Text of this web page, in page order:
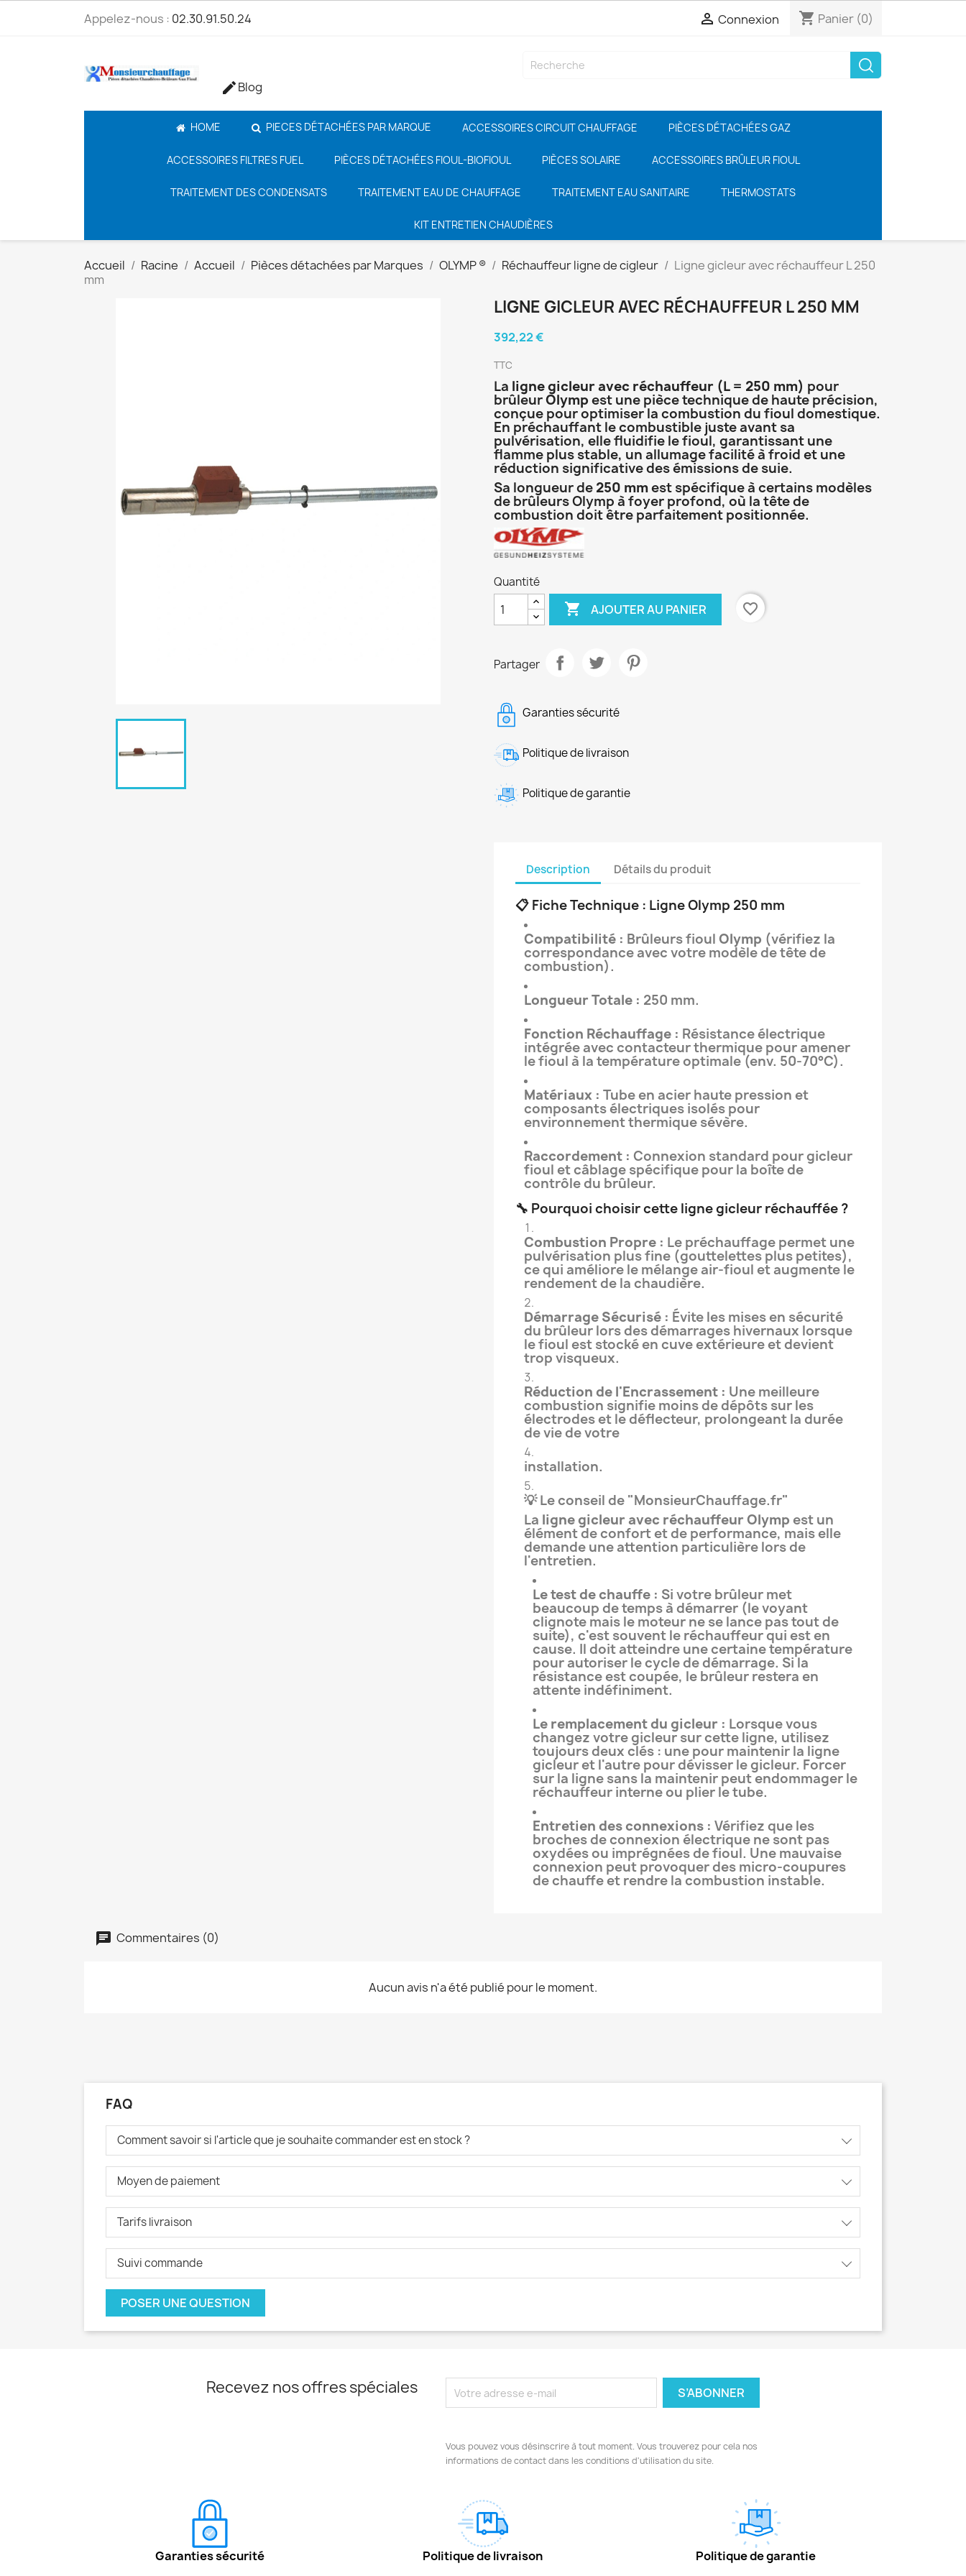
Appelez-nous : 02.30.91.50.24  Connexion shopping_cart Panier (0)
Blog
HOME PIECES DÉTACHÉES PAR MARQUE ACCESSOIRES CIRCUIT CHAUFFAGE PIÈCES DÉTACHÉES GAZ
ACCESSOIRES FILTRES FUEL PIÈCES DÉTACHÉES FIOUL-BIOFIOUL PIÈCES SOLAIRE ACCESSOIRES BRÛLEUR FIOUL
TRAITEMENT DES CONDENSATS TRAITEMENT EAU DE CHAUFFAGE TRAITEMENT EAU SANITAIRE THERMOSTATS
KIT ENTRETIEN CHAUDIÈRES
Accueil Racine Accueil Pièces détachées par Marques OLYMP ® Réchauffeur ligne de cigleur
Ligne gicleur avec réchauffeur L 250
mm
LIGNE GICLEUR AVEC RÉCHAUFFEUR L 250 MM
392,22 €
TTC
La ligne gicleur avec réchauffeur (L = 250 mm) pour
brûleurOlymp est une pièce technique de haute précision,
conçue pour optimiser la combustion du fioul domestique.
En préchauffant le combustible juste avant sa
pulvérisation, elle fluidifie le fioul, garantissant une
flamme plus stable, un allumage facilité à froid et une
réduction significative des émissions de suie.
Sa longueur de 250 mmest spécifique à certains modèles
de brûleurs Olymp à foyer profond, où la tête de
combustion doit être parfaitement positionnée.
Quantité
 AJOUTER AU PANIER favorite_border
Partager
Garanties sécurité
Politique de livraison
Politique de garantie
Description Détails du produit
📋 Fiche Technique : Ligne Olymp 250 mm
Compatibilité : Brûleurs fioul Olymp (vérifiez la
correspondance avec votre modèle de tête de
combustion).
Longueur Totale : 250 mm.
Fonction Réchauffage : Résistance électrique
intégrée avec contacteur thermique pour amener
le fioul à la température optimale (env. 50-70°C).
Matériaux : Tube en acier haute pression et
composants électriques isolés pour
environnement thermique sévère.
Raccordement : Connexion standard pour gicleur
fioul et câblage spécifique pour la boîte de
contrôle du brûleur.
🔧 Pourquoi choisir cette ligne gicleur réchauffée ?
Combustion Propre : Le préchauffage permet une
pulvérisation plus fine (gouttelettes plus petites),
ce qui améliore le mélange air-fioul et augmente le
rendement de la chaudière.
Démarrage Sécurisé : Évite les mises en sécurité
du brûleur lors des démarrages hivernaux lorsque
le fioul est stocké en cuve extérieure et devient
trop visqueux.
Réduction de l'Encrassement : Une meilleure
combustion signifie moins de dépôts sur les
électrodes et le déflecteur, prolongeant la durée
de vie de votre
installation.
💡 Le conseil de "MonsieurChauffage.fr"
La ligne gicleur avec réchauffeur Olymp est un
élément de confort et de performance, mais elle
demande une attention particulière lors de
l'entretien.
Le test de chauffe : Si votre brûleur met
beaucoup de temps à démarrer (le voyant
clignote mais le moteur ne se lance pas tout de
suite), c'est souvent le réchauffeur qui est en
cause. Il doit atteindre une certaine température
pour autoriser le cycle de démarrage. Si la
résistance est coupée, le brûleur restera en
attente indéfiniment.
Le remplacement du gicleur : Lorsque vous
changez votre gicleur sur cette ligne, utilisez
toujours deux clés : une pour maintenir la ligne
gicleur et l'autre pour dévisser le gicleur. Forcer
sur la ligne sans la maintenir peut endommager le
réchauffeur interne ou plier le tube.
Entretien des connexions : Vérifiez que les
broches de connexion électrique ne sont pas
oxydées ou imprégnées de fioul. Une mauvaise
connexion peut provoquer des micro-coupures
de chauffe et rendre la combustion instable.
Commentaires (0)
Aucun avis n'a été publié pour le moment.
FAQ
Comment savoir si l'article que je souhaite commander est en stock ?
Moyen de paiement
Tarifs livraison
Suivi commande
POSER UNE QUESTION
Recevez nos offres spéciales
Vous pouvez vous désinscrire à tout moment. Vous trouverez pour cela nos
informations de contact dans les conditions d'utilisation du site.
Garanties sécurité Politique de livraison Politique de garantie